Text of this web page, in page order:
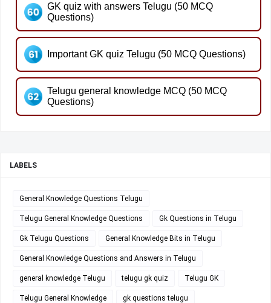
GK quiz with answers Telugu (50 MCQ
Questions)
Important GK quiz Telugu (50 MCQ Questions)
Telugu general knowledge MCQ (50 MCQ
Questions)
LABELS
General Knowledge Questions Telugu
Telugu General Knowledge Questions Gk Questions in Telugu
Gk Telugu Questions General Knowledge Bits in Telugu
General Knowledge Questions and Answers in Telugu
general knowledge Telugu telugu gk quiz Telugu GK
Telugu General Knowledge gk questions telugu